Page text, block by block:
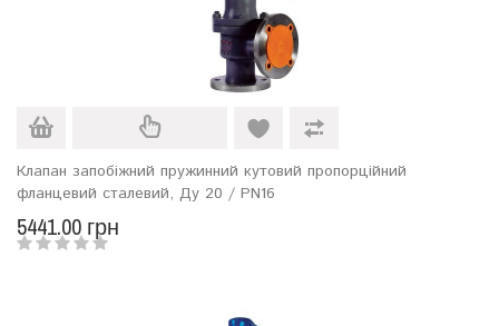
Клапан запобіжний пружинний кутовий пропорційний
фланцевий сталевий, Ду 20 / PN16
5441.00 грн